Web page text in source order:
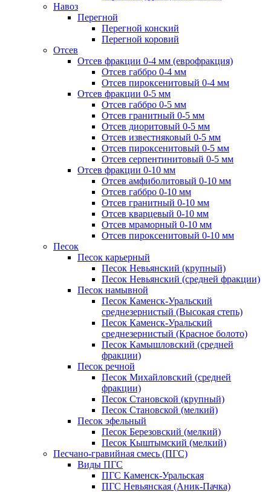
Навоз
Перегной
Перегной конский
Перегной коровий
Отсев
Отсев фракции 0-4 мм (еврофракция)
Отсев габбро 0-4 мм
Отсев пироксенитовый 0-4 мм
Отсев фракции 0-5 мм
Отсев габбро 0-5 мм
Отсев гранитный 0-5 мм
Отсев диоритовый 0-5 мм
Отсев известняковый 0-5 мм
Отсев пироксенитовый 0-5 мм
Отсев серпентинитовый 0-5 мм
Отсев фракции 0-10 мм
Отсев амфиболитовый 0-10 мм
Отсев габбро 0-10 мм
Отсев гранитный 0-10 мм
Отсев кварцевый 0-10 мм
Отсев мраморный 0-10 мм
Отсев пироксенитовый 0-10 мм
Песок
Песок карьерный
Песок Невьянский (крупный)
Песок Невьянский (средней фракции)
Песок намывной
Песок Каменск-Уральский
среднезернистый (Высокая степь)
Песок Каменск-Уральский
среднезернистый (Красное болото)
Песок Камышловский (средней
фракции)
Песок речной
Песок Михайловский (средней
фракции)
Песок Становской (крупный)
Песок Становской (мелкий)
Песок эфельный
Песок Березовский (мелкий)
Песок Кыштымский (мелкий)
Песчано-гравийная смесь (ПГС)
Виды ПГС
ПГС Каменск-Уральская
ПГС Невьянская (Аник-Пачка)